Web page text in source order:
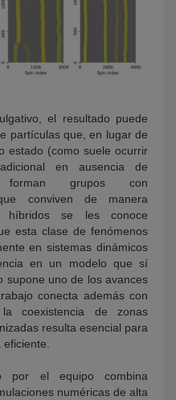
el resultado puede
partículas que, en lugar de
estado (como suele ocurrir
en ausencia de
forman grupos con
conviven de manera
híbridos se les conoce
esta clase de fenómenos
en sistemas dinámicos
en un modelo que sí
supone uno de los avances
conecta además con
coexistencia de zonas
resulta esencial para
eficiente.
por el equipo combina
numéricas de alta